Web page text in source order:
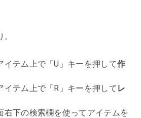
イテム上で「U」キーを押して作
イテム上で「R」キーを押して レ
右下の検索欄を使ってアイテムを